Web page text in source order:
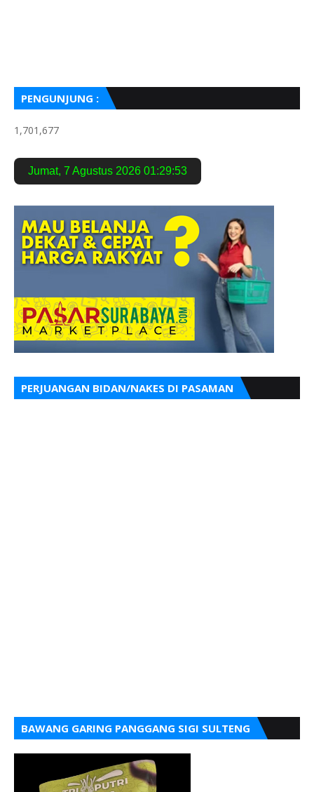
PENGUNJUNG :
1,701,677
Jumat, 7 Agustus 2026 01:29:54
PERJUANGAN BIDAN/NAKES DI PASAMAN
BAWANG GARING PANGGANG SIGI SULTENG